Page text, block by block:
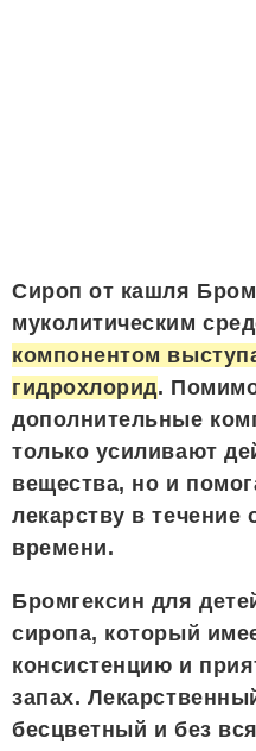
Сироп от кашля
муколитическим
компонентом
гидрохлорид.
дополнительные
только усиливают
вещества, но и
лекарству в течение
времени.
Бромгексин для
сиропа, который
консистенцию и
запах.
бесцветный и без